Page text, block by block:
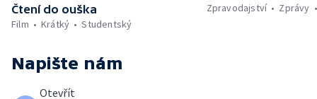
Čtení do ouška
Film
Krátký Studentský
Zpravodajství
Zprávy
Napište nám
Otevřít